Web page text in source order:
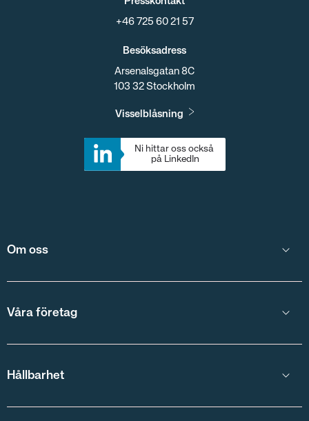
+46 725 60 21 57
Besöksadress
Arsenalsgatan 8C
103 32 Stockholm
Visselblåsning
Ni hittar oss också
på LinkedIn
Om oss
Våra företag
Hållbarhet